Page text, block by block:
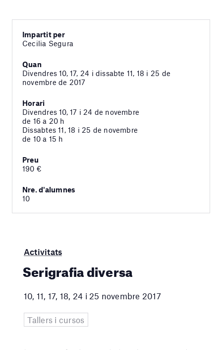
Impartit per
Cecilia Segura
Quan
Divendres 10, 17, 24 i dissabte 11, 18 i 25 de
novembre de 2017
Horari
Divendres 10, 17 i 24 de novembre
de 16 a 20 h
Dissabtes 11, 18 i 25 de novembre
de 10 a 15 h
Preu
190 €
Nre. d'alumnes
10
Activitats
Serigrafia diversa
10, 11, 17, 18, 24 i 25 novembre 2017
Tallers i cursos